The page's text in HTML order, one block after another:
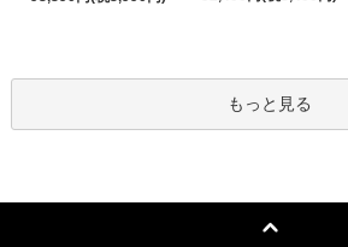
もっと見る